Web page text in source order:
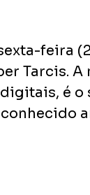
feira
Tarcis.
é o